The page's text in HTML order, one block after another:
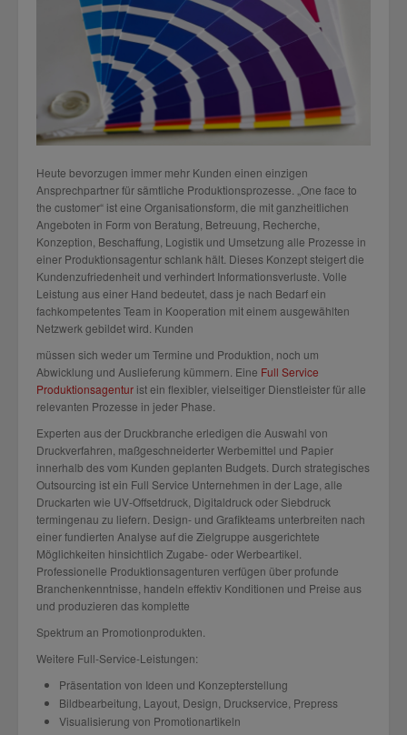
Heute bevorzugen immer mehr Kunden einen einzigen
Ansprechpartner für sämtliche Produktionsprozesse. „One face to
the customer“ ist eine Organisationsform, die mit ganzheitlichen
Angeboten in Form von Beratung, Betreuung, Recherche,
Konzeption, Beschaffung, Logistik und Umsetzung alle Prozesse in
einer Produktionsagentur schlank hält. Dieses Konzept steigert die
Kundenzufriedenheit und verhindert Informationsverluste. Volle
Leistung aus einer Hand bedeutet, dass je nach Bedarf ein
fachkompetentes Team in Kooperation mit einem ausgewählten
Netzwerk gebildet wird. Kunden
müssen sich weder um Termine und Produktion, noch um
Abwicklung und Auslieferung kümmern. Eine Full Service
Produktionsagentur ist ein flexibler, vielseitiger Dienstleister für alle
relevanten Prozesse in jeder Phase.
Experten aus der Druckbranche erledigen die Auswahl von
Druckverfahren, maßgeschneiderter Werbemittel und Papier
innerhalb des vom Kunden geplanten Budgets. Durch strategisches
Outsourcing ist ein Full Service Unternehmen in der Lage, alle
Druckarten wie UV-Offsetdruck, Digitaldruck oder Siebdruck
termingenau zu liefern. Design- und Grafikteams unterbreiten nach
einer fundierten Analyse auf die Zielgruppe ausgerichtete
Möglichkeiten hinsichtlich Zugabe- oder Werbeartikel.
Professionelle Produktionsagenturen verfügen über profunde
Branchenkenntnisse, handeln effektiv Konditionen und Preise aus
und produzieren das komplette
Spektrum an Promotionprodukten.
Weitere Full-Service-Leistungen:
Präsentation von Ideen und Konzepterstellung
Bildbearbeitung, Layout, Design, Druckservice, Prepress
Visualisierung von Promotionartikeln